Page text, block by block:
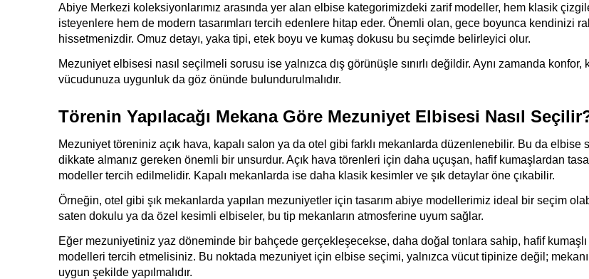
Abiye Merkezi koleksiyonlarımız arasında yer alan elbise kategorimizdeki zarif modeller, hem klasik
isteyenlere hem de modern tasarımları tercih edenlere hitap eder. Önemli olan, gece boyunca kendinizi
hissetmenizdir. Omuz detayı, yaka tipi, etek boyu ve kumaş dokusu bu seçimde belirleyici olur.
Mezuniyet elbisesi nasıl seçilmeli sorusu ise yalnızca dış görünüşle sınırlı değildir. Aynı zamanda
vücudunuza uygunluk da göz önünde bulundurulmalıdır.
Törenin Yapılacağı Mekana Göre Mezuniyet Elbisesi Nasıl
Mezuniyet töreniniz açık hava, kapalı salon ya da otel gibi farklı mekanlarda düzenlenebilir. Bu da elbise
dikkate almanız gereken önemli bir unsurdur. Açık hava törenleri için daha uçuşan, hafif kumaşlardan
modeller tercih edilmelidir. Kapalı mekanlarda ise daha klasik kesimler ve şık detaylar öne çıkabilir.
Örneğin, otel gibi şık mekanlarda yapılan mezuniyetler için tasarım abiye modellerimiz ideal bir seçim
saten dokulu ya da özel kesimli elbiseler, bu tip mekanların atmosferine uyum sağlar.
Eğer mezuniyetiniz yaz döneminde bir bahçede gerçekleşecekse, daha doğal tonlara sahip, hafif
modelleri tercih etmelisiniz. Bu noktada mezuniyet için elbise seçimi, yalnızca vücut tipinize değil;
uygun şekilde yapılmalıdır.